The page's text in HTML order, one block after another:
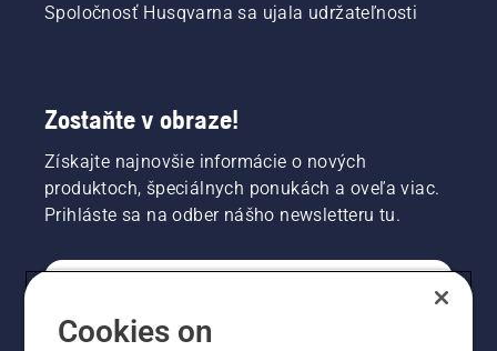
Spoločnosť Husqvarna sa ujala udržateľnosti
Zostaňte v obraze!
Získajte najnovšie informácie o nových
produktoch, špeciálnych ponukách a oveľa viac.
Prihláste sa na odber nášho newsletteru tu.
Cookies on